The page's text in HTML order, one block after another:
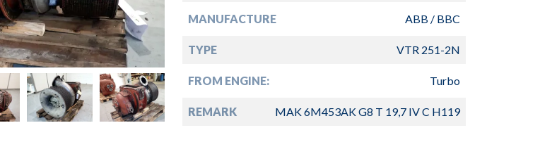
MANUFACTURE ABB / BBC
TYPE VTR 251-2N
FROM ENGINE: Turbo
REMARK MAK 6M453AK G8 T 19,7 IV C H119